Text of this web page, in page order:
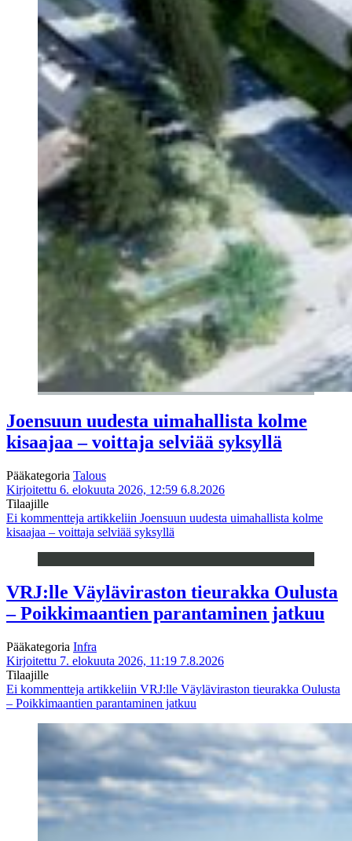
Joensuun uudesta uimahallista kolme
kisaajaa – voittaja selviää syksyllä
Pääkategoria Talous
Kirjoitettu 6. elokuuta 2026, 12:59 6.8.2026
Tilaajille
Ei kommentteja artikkeliin Joensuun uudesta uimahallista kolme
kisaajaa – voittaja selviää syksyllä
VRJ:lle Väyläviraston tieurakka Oulusta
– Poikkimaantien parantaminen jatkuu
Pääkategoria Infra
Kirjoitettu 7. elokuuta 2026, 11:19 7.8.2026
Tilaajille
Ei kommentteja artikkeliin VRJ:lle Väyläviraston tieurakka Oulusta
– Poikkimaantien parantaminen jatkuu